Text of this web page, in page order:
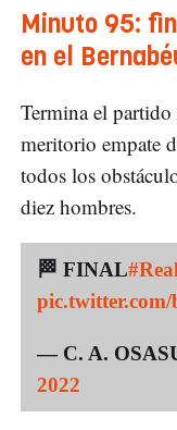
Minuto 95:
en el
Termina el
meritorio empate
todos los
diez hombres.
🏁 FINAL
— C. A.
2022